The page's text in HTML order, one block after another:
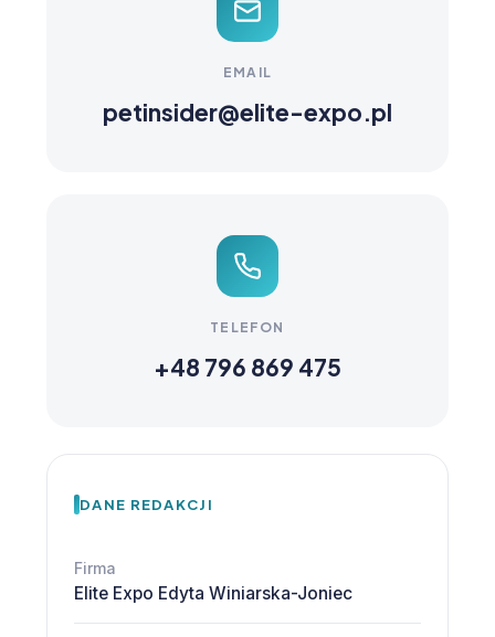
EMAIL
petinsider@elite-expo.pl
TELEFON
+48 796 869 475
DANE REDAKCJI
Firma
Elite Expo Edyta Winiarska-Joniec